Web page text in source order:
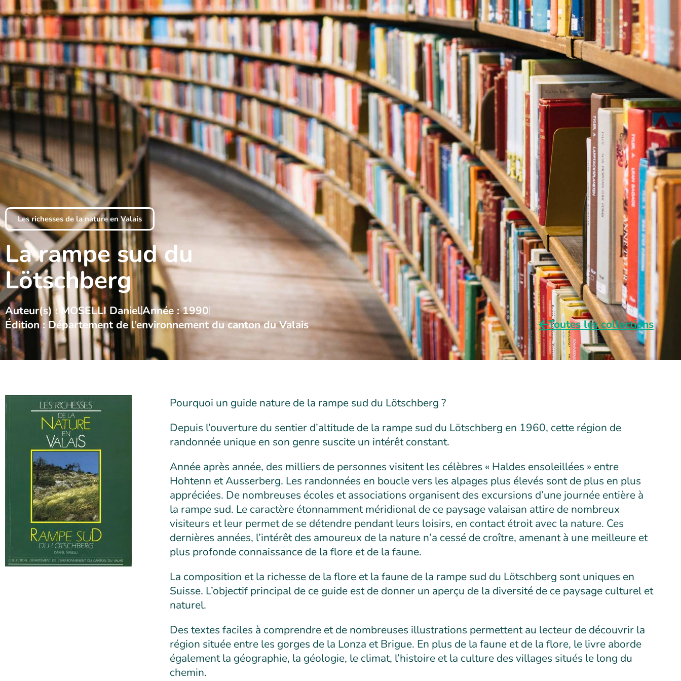
Les richesses de la nature en Valais
La rampe sud du
Lötschberg
Auteur(s) : MOSELLI DanielAnnée : 1990
Édition : Département de l’environnement du canton du Valais
Toutes les collections
Pourquoi un guide nature de la rampe sud du Lötschberg ?
Depuis l’ouverture du sentier d’altitude de la rampe sud du Lötschberg en 1960, cette région de
randonnée unique en son genre suscite un intérêt constant.
Année après année, des milliers de personnes visitent les célèbres « Haldes ensoleillées » entre
Hohtenn et Ausserberg. Les randonnées en boucle vers les alpages plus élevés sont de plus en plus
appréciées. De nombreuses écoles et associations organisent des excursions d’une journée entière à
la rampe sud. Le caractère étonnamment méridional de ce paysage valaisan attire de nombreux
visiteurs et leur permet de se détendre pendant leurs loisirs, en contact étroit avec la nature. Ces
dernières années, l’intérêt des amoureux de la nature n’a cessé de croître, amenant à une meilleure et
plus profonde connaissance de la flore et de la faune.
La composition et la richesse de la flore et la faune de la rampe sud du Lötschberg sont uniques en
Suisse. L’objectif principal de ce guide est de donner un aperçu de la diversité de ce paysage culturel et
naturel.
Des textes faciles à comprendre et de nombreuses illustrations permettent au lecteur de découvrir la
région située entre les gorges de la Lonza et Brigue. En plus de la faune et de la flore, le livre aborde
également la géographie, la géologie, le climat, l’histoire et la culture des villages situés le long du
chemin.